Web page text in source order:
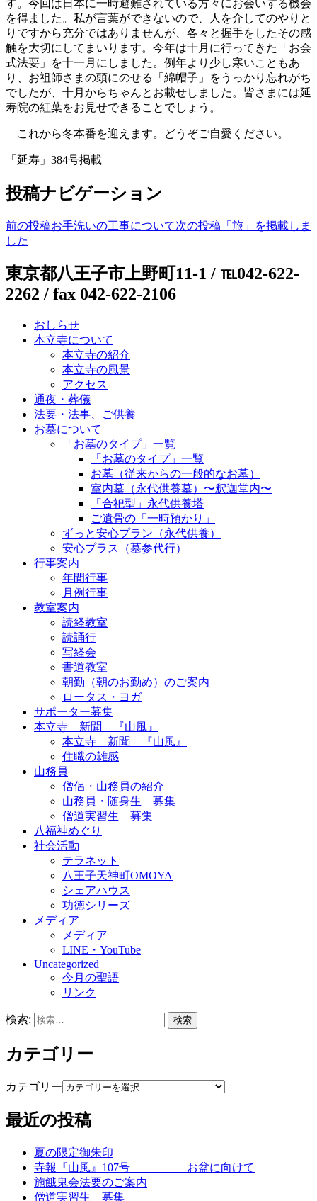
す。今回は日本に一時避難されている方々にお会いする機会
を得ました。私が言葉ができないので、人を介してのやりと
りですから充分ではありませんが、各々と握手をしたその感
触を大切にしてまいります。今年は十月に行ってきた「お会
式法要」を十一月にしました。例年より少し寒いこともあ
り、お祖師さまの頭にのせる「綿帽子」をうっかり忘れがち
でしたが、十月からちゃんとお載せしました。皆さまには延
寿院の紅葉をお見せできることでしょう。
これから冬本番を迎えます。どうぞご自愛ください。
「延寿」384号掲載
投稿ナビゲーション
前の投稿お手洗いの工事について次の投稿 「旅」を掲載しま
した
東京都八王子市上野町11-1 / ℡042-622-
2262 / fax 042-622-2106
おしらせ
本立寺について
本立寺の紹介
本立寺の風景
アクセス
通夜・葬儀
法要・法事、ご供養
お墓について
「お墓のタイプ」一覧
「お墓のタイプ」一覧
お墓（従来からの一般的なお墓）
室内墓（永代供養墓）〜釈迦堂内〜
「合祀型」永代供養塔
ご遺骨の「一時預かり」
ずっと安心プラン（永代供養）
安心プラス（墓参代行）
行事案内
年間行事
月例行事
教室案内
読経教室
読誦行
写経会
書道教室
朝勤（朝のお勤め）のご案内
ロータス・ヨガ
サポーター募集
本立寺 新聞 『山風』
本立寺 新聞 『山風』
住職の雑感
山務員
僧侶・山務員の紹介
山務員・随身生 募集
僧道実習生 募集
八福神めぐり
社会活動
テラネット
八王子天神町OMOYA
シェアハウス
功徳シリーズ
メディア
メディア
LINE・YouTube
Uncategorized
今月の聖語
リンク
検索:
カテゴリー
カテゴリー
最近の投稿
夏の限定御朱印
寺報『山風』107号 お盆に向けて
施餓鬼会法要のご案内
僧道実習生 募集